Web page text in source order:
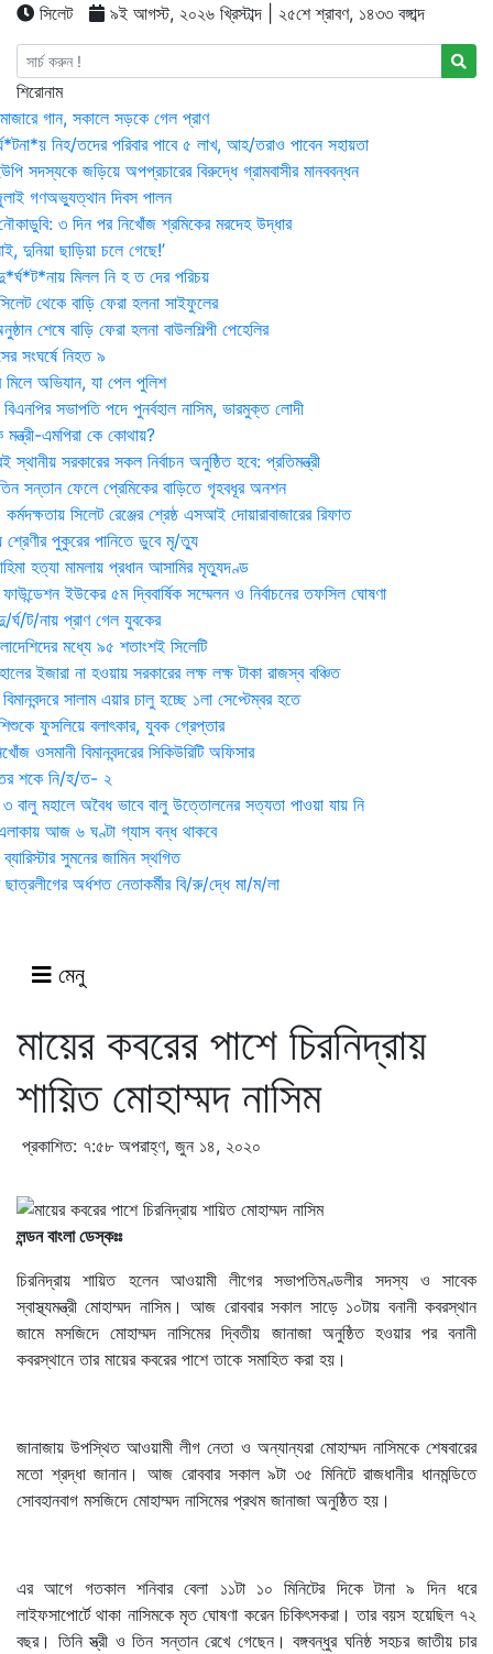
সিলেট ৯ই আগস্ট, ২০২৬ খ্রিস্টাব্দ | ২৫শে শ্রাবণ, ১৪৩৩ বঙ্গাব্দ
শিরোনাম
গান, সকালে সড়কে গেল প্রাণ
নিহ/তদের পরিবার পাবে ৫ লাখ, আহ/তরাও পাবেন সহায়তা
সদস্যকে জড়িয়ে অপপ্রচারের বিরুদ্ধে গ্রামবাসীর মানববন্ধন
গণঅভ্যুত্থান দিবস পালন
৩ দিন পর নিখোঁজ শ্রমিকের মরদেহ উদ্ধার
দুনিয়া ছাড়িয়া চলে গেছে!’
মিলল নি হ ত দের পরিচয়
থেকে বাড়ি ফেরা হলনা সাইফুলের
শেষে বাড়ি ফেরা হলনা বাউলশিল্পী পেহেলির
সংঘর্ষে নিহত ৯
মিলে অভিযান, যা পেল পুলিশ
সভাপতি পদে পুনর্বহাল নাসিম, ভারমুক্ত লোদী
মন্ত্রী-এমপিরা কে কোথায়?
সরকারের সকল নির্বাচন অনুষ্ঠিত হবে: প্রতিমন্ত্রী
সন্তান ফেলে প্রেমিকের বাড়িতে গৃহবধূর অনশন
সিলেট রেঞ্জের শ্রেষ্ঠ এসআই দোয়ারাবাজারের রিফাত
শ্রেণীর পুকুরের পানিতে ডুবে মৃ/ত্যু
হত্যা মামলায় প্রধান আসামির মৃত্যুদণ্ড
ইউকের ৫ম দ্বিবার্ষিক সম্মেলন ও নির্বাচনের তফসিল ঘোষণা
ট/নায় প্রাণ গেল যুবকের
মধ্যে ৯৫ শতাংশই সিলেটি
ইজারা না হওয়ায় সরকারের লক্ষ লক্ষ টাকা রাজস্ব বঞ্চিত
সালাম এয়ার চালু হচ্ছে ১লা সেপ্টেম্বর হতে
ফুসলিয়ে বলাৎকার, যুবক গ্রেপ্তার
ওসমানী বিমানবন্দরের সিকিউরিটি অফিসার
শকে নি/হ/ত- ২
বালু মহালে অবৈধ ভাবে বালু উত্তোলনের সত্যতা পাওয়া যায় নি
আজ ৬ ঘণ্টা গ্যাস বন্ধ থাকবে
সুমনের জামিন স্থগিত
ছাত্রলীগের অর্ধশত নেতাকর্মীর বি/রু/দ্ধে মা/ম/লা
মেনু
মায়ের কবরের পাশে চিরনিদ্রায়
শায়িত মোহাম্মদ নাসিম
প্রকাশিত: ৭:৫৮ অপরাহ্ণ, জুন ১৪, ২০২০
লন্ডন বাংলা ডেস্কঃঃ
চিরনিদ্রায় শায়িত হলেন আওয়ামী লীগের সভাপতিমণ্ডলীর সদস্য ও সাবেক
স্বাস্থ্যমন্ত্রী মোহাম্মদ নাসিম। আজ রোববার সকাল সাড়ে ১০টায় বনানী কবরস্থান
জামে মসজিদে মোহাম্মদ নাসিমের দ্বিতীয় জানাজা অনুষ্ঠিত হওয়ার পর বনানী
কবরস্থানে তার মায়ের কবরের পাশে তাকে সমাহিত করা হয়।
জানাজায় উপস্থিত আওয়ামী লীগ নেতা ও অন্যান্যরা মোহাম্মদ নাসিমকে শেষবারের
মতো শ্রদ্ধা জানান। আজ রোববার সকাল ৯টা ৩৫ মিনিটে রাজধানীর ধানমন্ডিতে
সোবহানবাগ মসজিদে মোহাম্মদ নাসিমের প্রথম জানাজা অনুষ্ঠিত হয়।
এর আগে গতকাল শনিবার বেলা ১১টা ১০ মিনিটের দিকে টানা ৯ দিন ধরে
লাইফসাপোর্টে থাকা নাসিমকে মৃত ঘোষণা করেন চিকিৎসকরা। তার বয়স হয়েছিল ৭২
বছর। তিনি স্ত্রী ও তিন সন্তান রেখে গেছেন। বঙ্গবন্ধুর ঘনিষ্ঠ সহচর জাতীয় চার